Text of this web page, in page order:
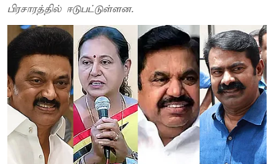
பிரசாரத்தில் ஈடுபட்டுள்ளன.